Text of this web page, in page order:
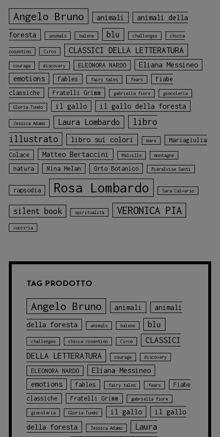
Angelo Bruno animali animali della
foresta animals balene blu challenges chicca
cosentino Circo CLASSICI DELLA LETTERATURA
courage discovery ELEONORA NARDO
Eliana Messineo
emotions
fables fairy tales fears
Fiabe
classiche
Fratelli Grimm gabriella fiore giocoleria
Gloria Tundo il gallo il gallo della foresta
Jessica Adamo Laura Lombardo
libro
illustrato
libro sui colori mare
Mariagiulia
Colace
Matteo Bertaccini Melville montagne
natura Nina Melan Orto Botanico Pieralvise Santi
rapsodia Rosa Lombardo Sara Calvario
silent book spiritualità VERONICA PIA
vucciria
TAG PRODOTTO
Angelo Bruno animali animali
della foresta animals balene blu
challenges chicca cosentino Circo
CLASSICI
DELLA LETTERATURA
courage discovery
ELEONORA NARDO
Eliana Messineo
emotions
fables fairy tales fears
Fiabe
classiche
Fratelli Grimm gabriella fiore
giocoleria Gloria Tundo il gallo
il gallo
della foresta
Jessica Adamo
Laura